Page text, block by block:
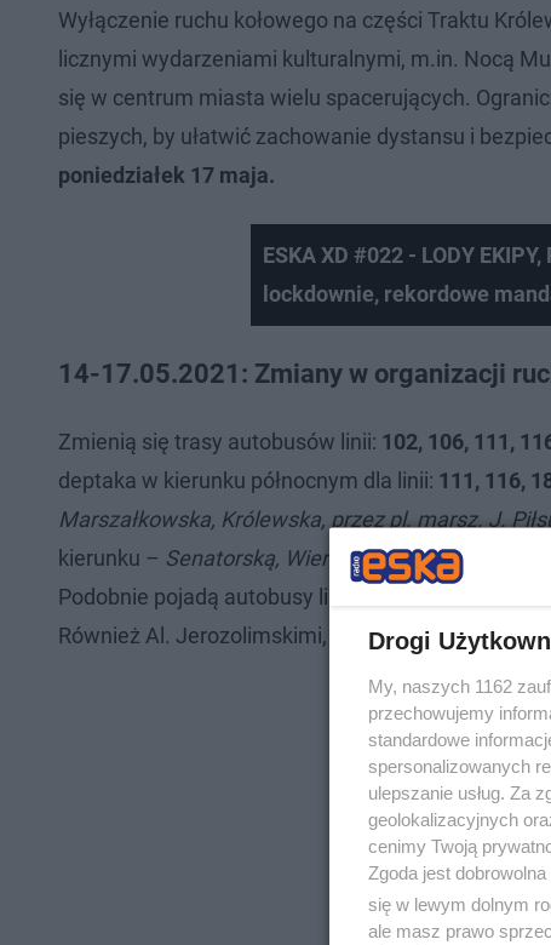
Wyłączenie ruchu kołowego na części Traktu
licznymi wydarzeniami kulturalnymi, m.in. Nocą
się w centrum miasta wielu spacerujących.
pieszych, by ułatwić zachowanie dystansu i
poniedziałek 17 maja.
ESKA XD #022 - LODY
lockdownie, rekordowe
14-17.05.2021: Zmiany w organizacji
Zmienią się trasy autobusów linii: 102, 106, 111,
deptaka w kierunku północnym dla linii: 111, 116,
Marszałkowska, Królewska, przez pl. marsz. J.
kierunku – Senatorską, Wierzbową, przez pl.
Podobnie pojadą autobusy linii
Również Al. Jerozolimskimi, Marszałkowską i
Drogi
My, naszych 1162
przechowujemy
standardowe
spersonalizowanych
ulepszanie usług. Za
geolokalizacyjnych
cenimy Twoją
Zgoda jest
się w lewym dolnym
ale masz prawo